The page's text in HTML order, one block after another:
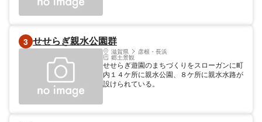
3 せせらぎ親水公園群
滋賀県 彦根・長浜
郷土景観
せせらぎ遊園のまちづくりをスローガンに町
内１４ケ所に親水公園、８ケ所に親水水路が
設けられている。